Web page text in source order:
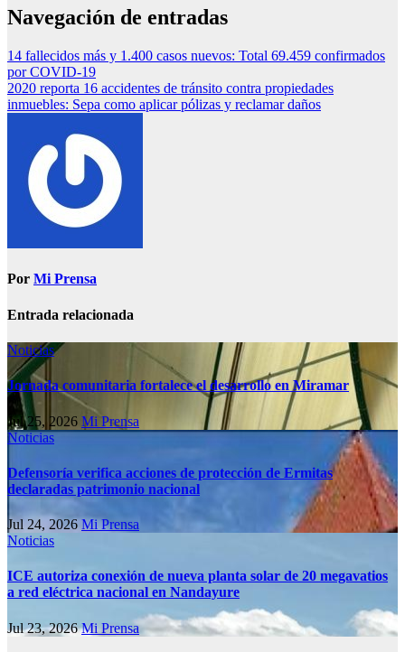
Navegación de entradas
14 fallecidos más y 1.400 casos nuevos: Total 69.459 confirmados
por COVID-19
2020 reporta 16 accidentes de tránsito contra propiedades
inmuebles: Sepa como aplicar pólizas y reclamar daños
Por Mi Prensa
Entrada relacionada
Noticias
Jornada comunitaria fortalece el desarrollo en Miramar
Jul 25, 2026 Mi Prensa
Noticias
Defensoría verifica acciones de protección de Ermitas
declaradas patrimonio nacional
Jul 24, 2026Mi Prensa
Noticias
ICE autoriza conexión de nueva planta solar de 20 megavatios
a red eléctrica nacional en Nandayure
Jul 23, 2026Mi Prensa